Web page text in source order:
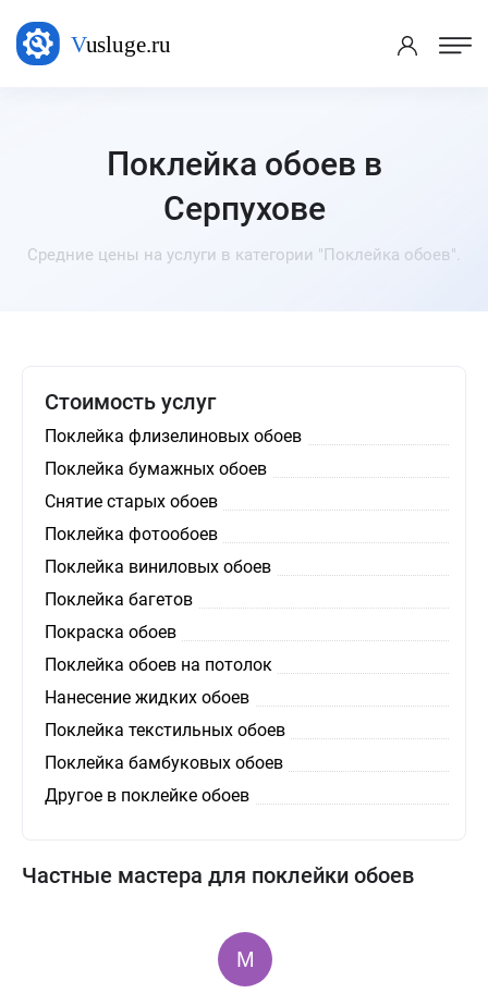
Поклейка обоев в
Серпухове
Средние цены на услуги в категории "Поклейка обоев".
Стоимость услуг
Поклейка флизелиновых обоев
Поклейка бумажных обоев
Снятие старых обоев
Поклейка фотообоев
Поклейка виниловых обоев
Поклейка багетов
Покраска обоев
Поклейка обоев на потолок
Нанесение жидких обоев
Поклейка текстильных обоев
Поклейка бамбуковых обоев
Другое в поклейке обоев
Частные мастера для поклейки обоев